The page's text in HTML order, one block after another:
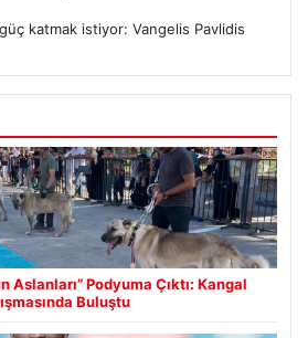
katmak istiyor: Vangelis Pavlidis
Aslanları” Podyuma Çıktı: Kangal
Buluştu